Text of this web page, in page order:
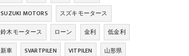
SUZUKI MOTORS
スズキモータース
鈴木モータース
ローン 金利
低金利
新車
SVARTPILEN VITPILEN
山形県